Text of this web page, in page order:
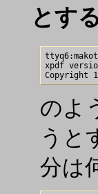
とす
xpdf
のよ
うと
分は